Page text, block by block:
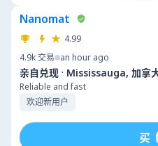
Nanomat
4.99
4.9k交易 an hour ago
亲自兑现 · Mississauga, 加拿
Reliable and fast
欢迎新用户
买